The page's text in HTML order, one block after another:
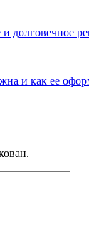
долговечное
и как ее